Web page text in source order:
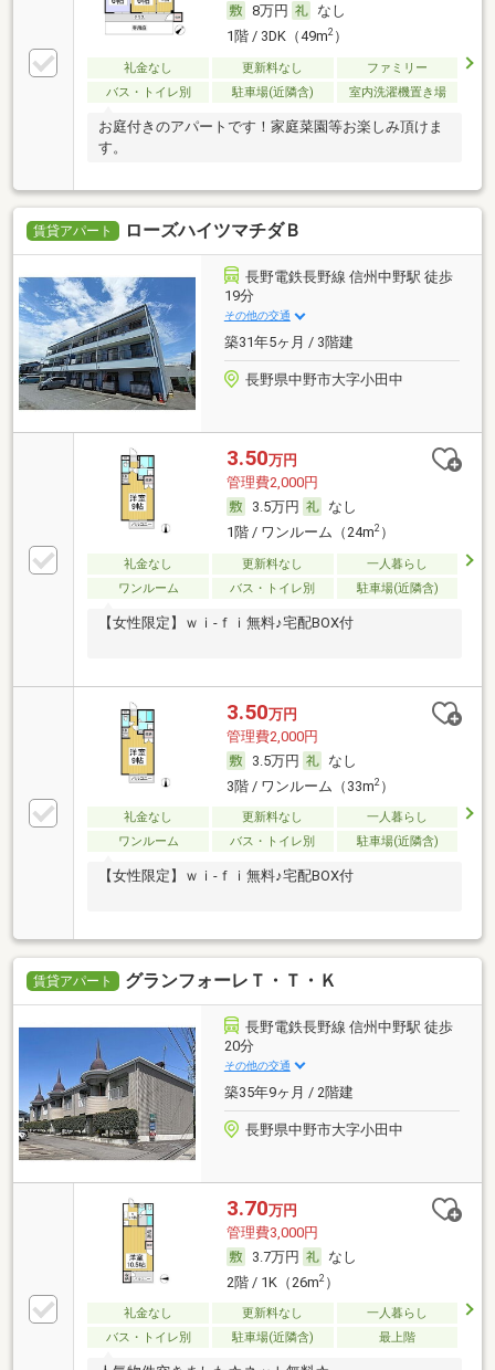
8万円
なし
1階 / 3DK（49m2）
礼金なし 更新料なし
ファミリー
バス・トイレ別
駐車場(近隣含) 室内洗濯機置き場
お庭付きのアパートです！家庭菜園等お楽しみ頂けま
す。
賃貸アパート ローズハイツマチダＢ
長野電鉄長野線 信州中野駅 徒歩
19分
その他の交通
築31年5ヶ月 / 3階建
長野県中野市大字小田中
3.50万円
管理費2,000円
3.5万円
なし
1階 / ワンルーム（24m2）
礼金なし 更新料なし
一人暮らし
ワンルーム
バス・トイレ別 駐車場(近隣含)
【女性限定】ｗｉ-ｆｉ無料♪宅配BOX付
3.50万円
管理費2,000円
3.5万円
なし
3階 / ワンルーム（33m2）
礼金なし 更新料なし
一人暮らし
ワンルーム
バス・トイレ別 駐車場(近隣含)
【女性限定】ｗｉ-ｆｉ無料♪宅配BOX付
賃貸アパート グランフォーレＴ・Ｔ・Ｋ
長野電鉄長野線 信州中野駅 徒歩
20分
その他の交通
築35年9ヶ月 / 2階建
長野県中野市大字小田中
3.70万円
管理費3,000円
3.7万円
なし
2階 / 1K（26m2）
礼金なし 更新料なし
一人暮らし
バス・トイレ別
駐車場(近隣含) 最上階